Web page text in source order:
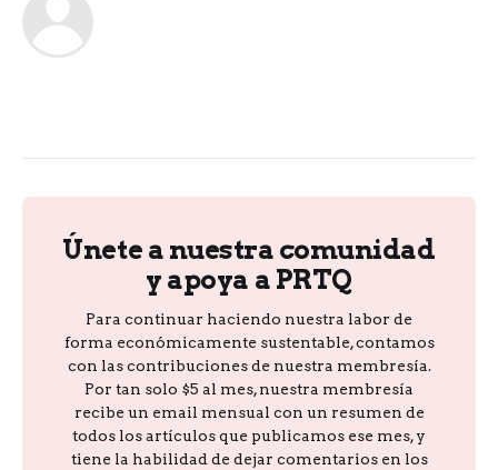
Únete a nuestra comunidad
y apoya a PRTQ
Para continuar haciendo nuestra labor de
forma económicamente sustentable, contamos
con las contribuciones de nuestra membresía.
Por tan solo $5 al mes, nuestra membresía
recibe un email mensual con un resumen de
todos los artículos que publicamos ese mes, y
tiene la habilidad de dejar comentarios en los